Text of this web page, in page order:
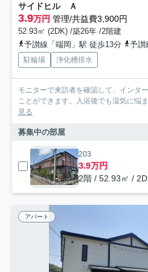
サイドヒル Ａ
3.9万円 管理/共益費3,900円
52.93㎡ (2DK) /築26年 /2階建
予讃線「端岡」駅 徒歩13分
予讃
駐輪場 浄化槽排水
モニターで来訪者を確認して、インタ
ことができます。入浴後でも湿気に悩
見る
募集中の部屋
203
3.9万円
2階 / 52.93㎡ /
アパート